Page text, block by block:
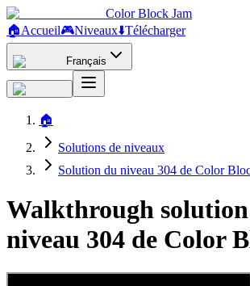
Color Block Jam
🏠Accueil🎮Niveaux⬇️Télécharger
Français
🏠
Solutions de niveaux
Solution du niveau 304 de Color
Walkthrough
niveau 304 de Color